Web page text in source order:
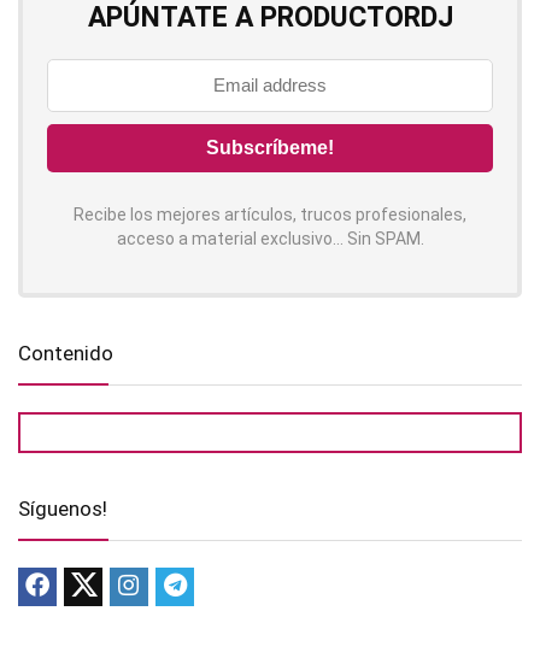
APÚNTATE A PRODUCTORDJ
Recibe los mejores artículos, trucos profesionales,
acceso a material exclusivo... Sin SPAM.
Contenido
Síguenos!